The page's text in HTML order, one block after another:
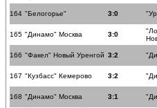
164 "Белогорье" 3:0
165 "Динамо" Москва 3:0
166 "Факел" Новый Уренгой 3:2
167 "Кузбасс" Кемерово 3:2
168 "Динамо" Москва 3:1